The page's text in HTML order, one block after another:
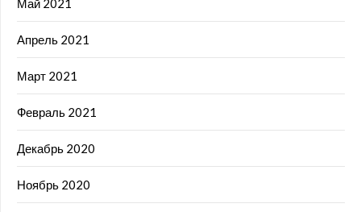
Май 2021
Апрель 2021
Март 2021
Февраль 2021
Декабрь 2020
Ноябрь 2020